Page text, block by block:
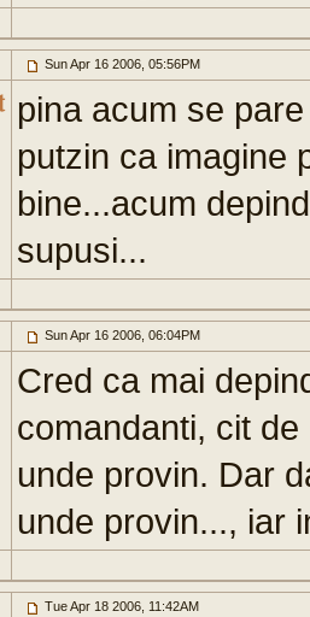
Sun Apr 16 2006, 05:56PM
pina acum se
putzin ca imagine
bine...acum
supusi...
Sun Apr 16 2006, 06:04PM
Cred ca mai
comandanti, cit
unde provin. Dar
unde provin..., iar
Tue Apr 18 2006, 11:42AM